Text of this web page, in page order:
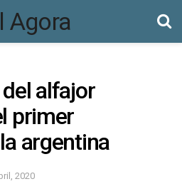
alfajor
primer
argentina
2020